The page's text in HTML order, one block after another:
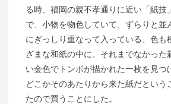
る時、福岡の親不孝通りに近い「紙技
で、小物を物色していて、ずらりと並
にぎっしり重なって入っている、色も
ざまな和紙の中に、それまでなかった
い金色でトンボが描かれた一枚を見つ
どこかそのあたりから来た紙だという
たので買うことにした。